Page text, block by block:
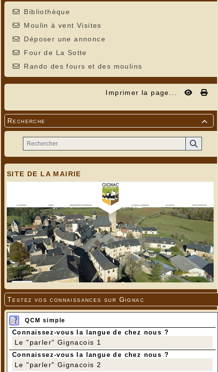
Bibliothèque
Moulin à vent Visites
Déposer une annonce
Four de La Sotte
Rando des fours et des moulins
Imprimer la page...

Recherche
SITE DE LA MAIRIE
Testez vos connaissances sur Gignac
QCM simple
Connaissez-vous la langue de chez nous ?
Le "parler" Gignacois 1
Connaissez-vous la langue de chez nous ?
Le "parler" Gignacois 2